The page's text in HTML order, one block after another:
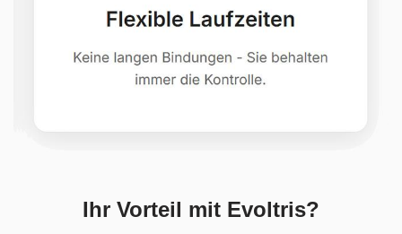
Ihr Vorteil mit Evoltris?